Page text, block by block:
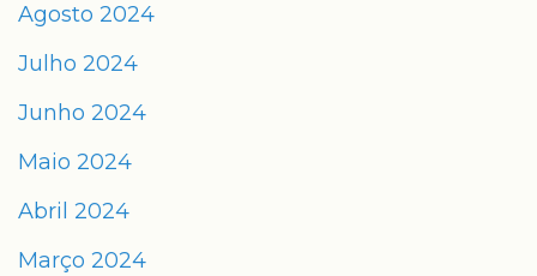
Agosto 2024
Julho 2024
Junho 2024
Maio 2024
Abril 2024
Março 2024